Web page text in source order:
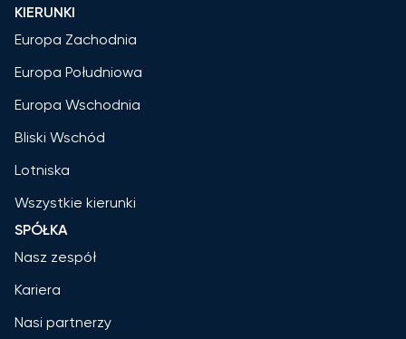
KIERUNKI
Europa Zachodnia
Europa Południowa
Europa Wschodnia
Bliski Wschód
Lotniska
Wszystkie kierunki
SPÓŁKA
Nasz zespół
Kariera
Nasi partnerzy